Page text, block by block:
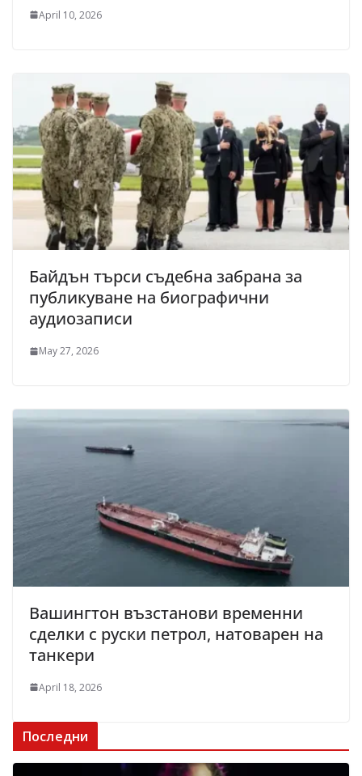
April 10, 2026
Байдън търси съдебна забрана за
публикуване на биографични
аудиозаписи
May 27, 2026
Вашингтон възстанови временни
сделки с руски петрол, натоварен на
танкери
April 18, 2026
Последни